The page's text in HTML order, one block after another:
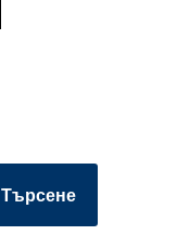
Търсене